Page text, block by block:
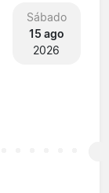
Sábado
15 ago
2026